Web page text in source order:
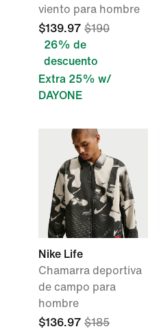
viento para hombre
$139.97 $190
26% de
descuento
Extra 25% w/
DAYONE
Nike Life
Chamarra deportiva
de campo para
hombre
$136.97 $185